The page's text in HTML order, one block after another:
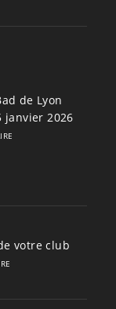
de Lyon
janvier 2026
votre club